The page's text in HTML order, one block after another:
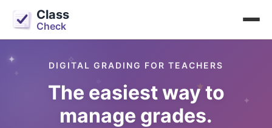
Class
Check
✦
✧
★
✦
DIGITAL GRADING FOR TEACHERS
The easiest way to
manage grades.